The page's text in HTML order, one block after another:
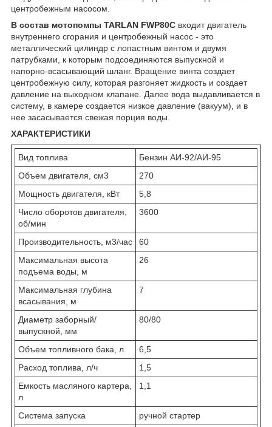
центробежным насосом.
В состав мотопомпы TARLAN FWP80C входит двигатель
внутреннего сгорания и центробежный насос - это
металлический цилиндр с лопастным винтом и двумя
патрубками, к которым подсоединяются выпускной и
напорно-всасывающий шланг. Вращение винта создает
центробежную силу, которая разгоняет жидкость и создает
давление на выходном клапане. Далее вода выдавливается в
систему, в камере создается низкое давление (вакуум), и в
нее засасывается свежая порция воды.
ХАРАКТЕРИСТИКИ
Вид топлива
Бензин АИ-92/АИ-95
Объем двигателя, см3
270
Мощность двигателя, кВт
5,8
Число оборотов двигателя,
об/мин
3600
Производительность, м3/час
60
Максимальная высота
подъема воды, м
26
Максимальная глубина
всасывания, м
7
Диаметр заборный/
выпускной, мм
80/80
Объем топливного бака, л
6,5
Расход топлива, л/ч
1,5
Емкость масляного картера,
л
1,1
Система запуска
ручной стартер